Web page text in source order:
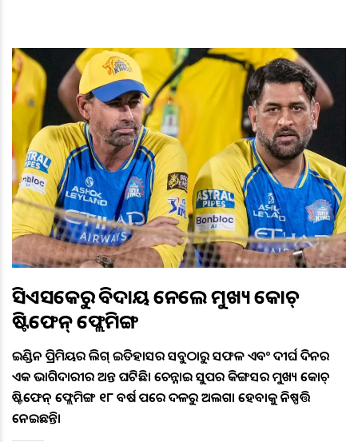
ସିଏସକେରୁ ବିଦାୟ ନେଲେ ମୁଖ୍ୟ କୋଚ୍
ଷ୍ଟିଫେନ୍ ଫ୍ଲେମିଙ୍ଗ
ଇଣ୍ଡିଆନ ପ୍ରିମିୟର ଲିଗ୍ ଇତିହାସର ସବୁଠାରୁ ସଫଳ ଏବଂ ଦୀର୍ଘ ଦିନର
ଏକ ଭାଗିଦାରୀର ଅନ୍ତ ଘଟିଛି। ଚେନ୍ନାଇ ସୁପର କିଙ୍ଗସର ମୁଖ୍ୟ କୋଚ୍
ଷ୍ଟିଫେନ୍ ଫ୍ଲେମିଙ୍ଗ ୧୮ ବର୍ଷ ପରେ ଦଳରୁ ଅଲଗା ହେବାକୁ ନିଷ୍ପତ୍ତି
ନେଇଛନ୍ତି।